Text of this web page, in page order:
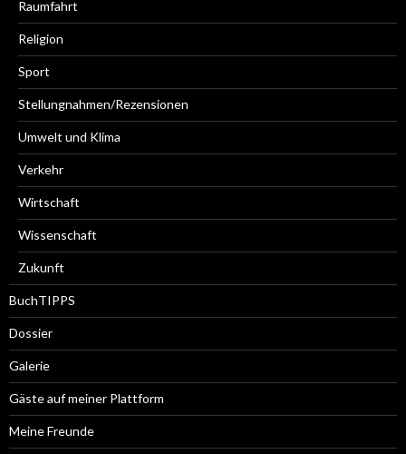
Raumfahrt
Religion
Sport
Stellungnahmen/Rezensionen
Umwelt und Klima
Verkehr
Wirtschaft
Wissenschaft
Zukunft
BuchTIPPS
Dossier
Galerie
Gäste auf meiner Plattform
Meine Freunde